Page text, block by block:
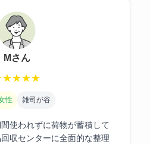
Mさん
★★★★
性 雑司が谷
使われずに荷物が蓄積して
収センターに全面的な整理